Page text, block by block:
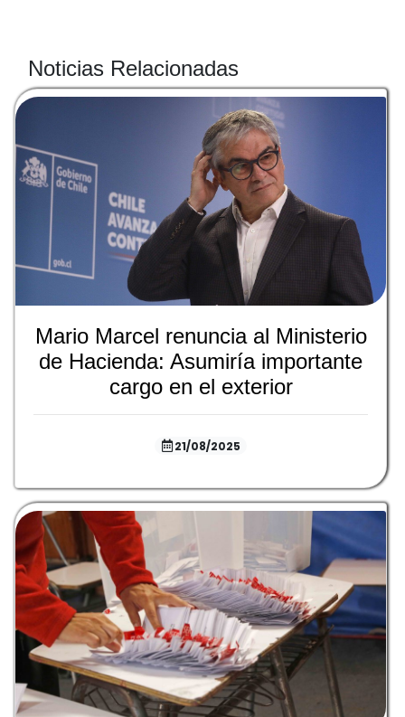
Noticias Relacionadas
Mario Marcel renuncia al Ministerio
de Hacienda: Asumiría importante
cargo en el exterior
21/08/2025